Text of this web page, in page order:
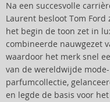
Na een succesvolle
Laurent besloot Tom
het begin de toon zet in
combineerde nauwgezet
waardoor het merk snel
van de wereldwijde
parfumcollectie,
en legde de basis voor